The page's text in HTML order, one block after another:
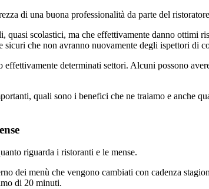
di una buona professionalità da parte del
scolastici, ma che effettivamente danno ottimi
che non avranno nuovamente degli ispettori di
effettivamente determinati settori. Alcuni possono
quali sono i benefici che ne traiamo e anche
riguarda i ristoranti e le mense.
dei menù che vengono cambiati con cadenza
di 20 minuti.